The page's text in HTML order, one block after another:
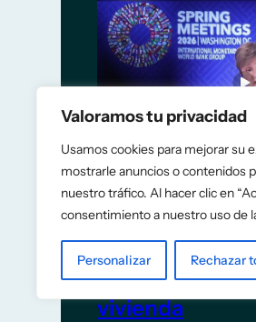
Valoramos tu privacidad
Usamos cookies para mejorar su
mostrarle anuncios o contenidos
nuestro tráfico. Al hacer clic en
consentimiento a nuestro uso de
Personalizar Rechazar
El FMI
eliminar las
la energía y
vivienda